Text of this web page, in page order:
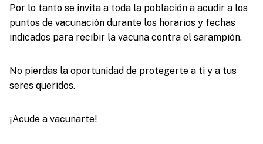
Por lo tanto se invita a toda la población a acudir a los
puntos de vacunación durante los horarios y fechas
indicados para recibir la vacuna contra el sarampión.
No pierdas la oportunidad de protegerte a ti y a tus
seres queridos.
¡Acude a vacunarte!